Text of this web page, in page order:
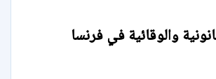
والوقائية في فرنسا